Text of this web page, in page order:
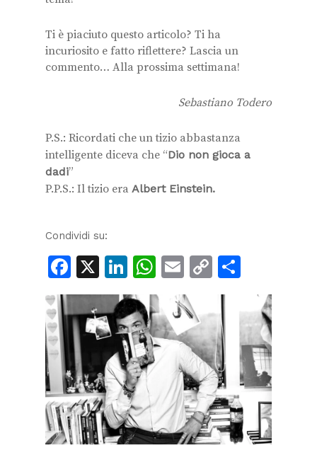
Ti è piaciuto questo articolo? Ti ha
incuriosito e fatto riflettere? Lascia un
commento… Alla prossima settimana!
Sebastiano Todero
P.S.: Ricordati che un tizio abbastanza
intelligente diceva che “Dio non gioca a
dadi”
P.P.S.: Il tizio era Albert Einstein.
Condividi su:
Facebook
X LinkedIn
WhatsApp
Email
Copy
Link